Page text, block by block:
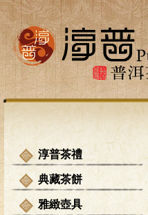
淳普茶禮
典藏茶餅
雅緻壺具